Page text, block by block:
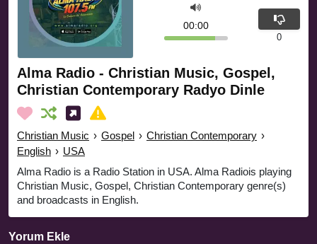
Alma Radio - Christian Music, Gospel,
Christian Contemporary Radyo Dinle
Christian Music › Gospel › Christian Contemporary ›
English › USA
Alma Radio is a Radio Station in USA. Alma Radiois playing
Christian Music, Gospel, Christian Contemporary genre(s)
and broadcasts in English.
00:00
0
Yorum Ekle